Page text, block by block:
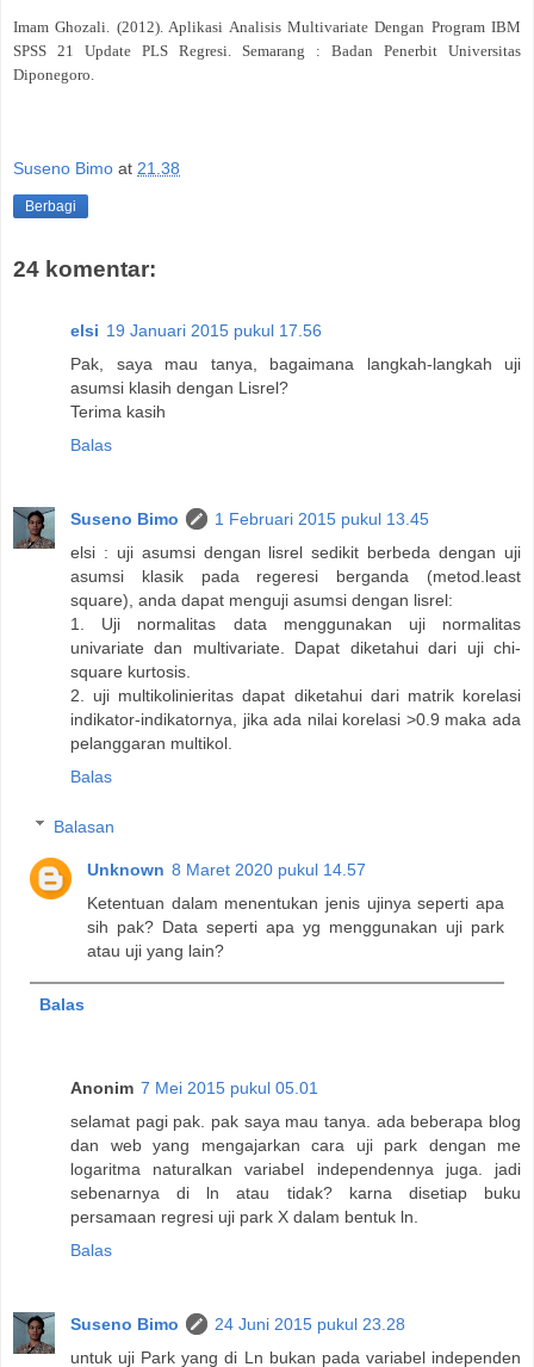
Imam Ghozali. (2012). Aplikasi Analisis Multivariate Dengan Program IBM
SPSS 21 Update PLS Regresi. Semarang : Badan Penerbit Universitas
Diponegoro.
Suseno Bimo at 21.38
Berbagi
24 komentar:
elsi 19 Januari 2015 pukul 17.56
Pak, saya mau tanya, bagaimana langkah-langkah uji
asumsi klasih dengan Lisrel?
Terima kasih
Balas
Suseno Bimo
1 Februari 2015 pukul 13.45
elsi : uji asumsi dengan lisrel sedikit berbeda dengan uji
asumsi klasik pada regeresi berganda (metod.least
square), anda dapat menguji asumsi dengan lisrel:
1. Uji normalitas data menggunakan uji normalitas
univariate dan multivariate. Dapat diketahui dari uji chi-
square kurtosis.
2. uji multikolinieritas dapat diketahui dari matrik korelasi
indikator-indikatornya, jika ada nilai korelasi >0.9 maka ada
pelanggaran multikol.
Balas
Balasan
Unknown 8 Maret 2020 pukul 14.57
Ketentuan dalam menentukan jenis ujinya seperti apa
sih pak? Data seperti apa yg menggunakan uji park
atau uji yang lain?
Balas
Anonim 7 Mei 2015 pukul 05.01
selamat pagi pak. pak saya mau tanya. ada beberapa blog
dan web yang mengajarkan cara uji park dengan me
logaritma naturalkan variabel independennya juga. jadi
sebenarnya di ln atau tidak? karna disetiap buku
persamaan regresi uji park X dalam bentuk ln.
Balas
Suseno Bimo
24 Juni 2015 pukul 23.28
untuk uji Park yang di Ln bukan pada variabel independen